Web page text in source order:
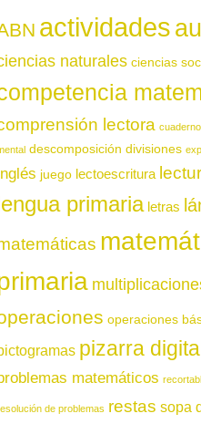
actividades
naturales ciencias
lectora
descomposición divisiones
juego lectoescritura
primaria letras
operaciones
pizarra
matemáticos
de problemas restas sopa